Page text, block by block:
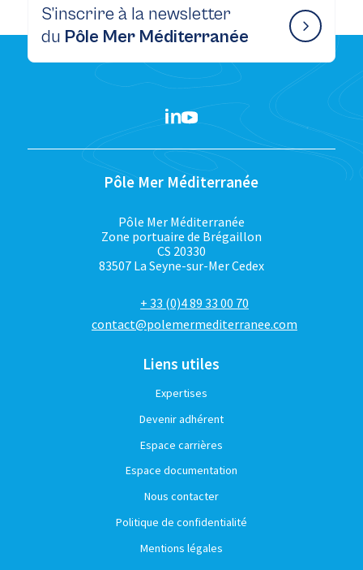
S’inscrire à la newsletter
du Pôle Mer Méditerranée
Pôle Mer Méditerranée
Pôle Mer Méditerranée
Zone portuaire de Brégaillon
CS 20330
83507 La Seyne-sur-Mer Cedex
+ 33 (0)4 89 33 00 70
contact@polemermediterranee.com
Liens utiles
Expertises
Devenir adhérent
Espace carrières
Espace documentation
Nous contacter
Politique de confidentialité
Mentions légales